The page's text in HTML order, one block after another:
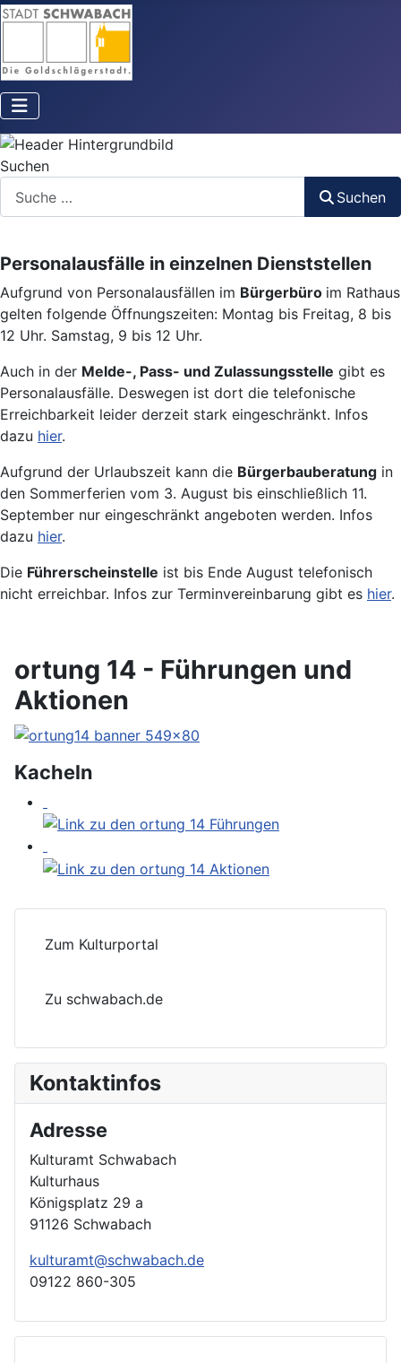
Suchen
Suchen
Personalausfälle in einzelnen Dienststellen
Aufgrund von Personalausfällen im Bürgerbüro im Rathaus
gelten folgende Öffnungszeiten: Montag bis Freitag, 8 bis
12 Uhr. Samstag, 9 bis 12 Uhr.
Auch in der Melde-, Pass- und Zulassungsstelle gibt es
Personalausfälle. Deswegen ist dort die telefonische
Erreichbarkeit leider derzeit stark eingeschränkt. Infos
dazu hier.
Aufgrund der Urlaubszeit kann die Bürgerbauberatung in
den Sommerferien vom 3. August bis einschließlich 11.
September nur eingeschränkt angeboten werden. Infos
dazu hier.
Die Führerscheinstelle ist bis Ende August telefonisch
nicht erreichbar. Infos zur Terminvereinbarung gibt es hier.
ortung 14 - Führungen und
Aktionen
Kacheln
Zum Kulturportal
Zu schwabach.de
Kontaktinfos
Adresse
Kulturamt Schwabach
Kulturhaus
Königsplatz 29 a
91126 Schwabach
kulturamt@schwabach.de
09122 860-305